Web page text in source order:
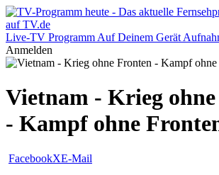
Live-TV Programm Auf Deinem Gerät
Anmelden
Vietnam - Krieg
- Kampf ohne
FacebookXE-Mail